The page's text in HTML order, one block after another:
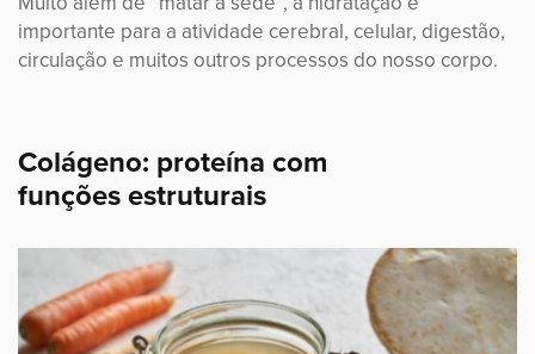
importante para a atividade cerebral, celular, digestão,
circulação e muitos outros processos do nosso corpo.
Colágeno: proteína com
funções estruturais